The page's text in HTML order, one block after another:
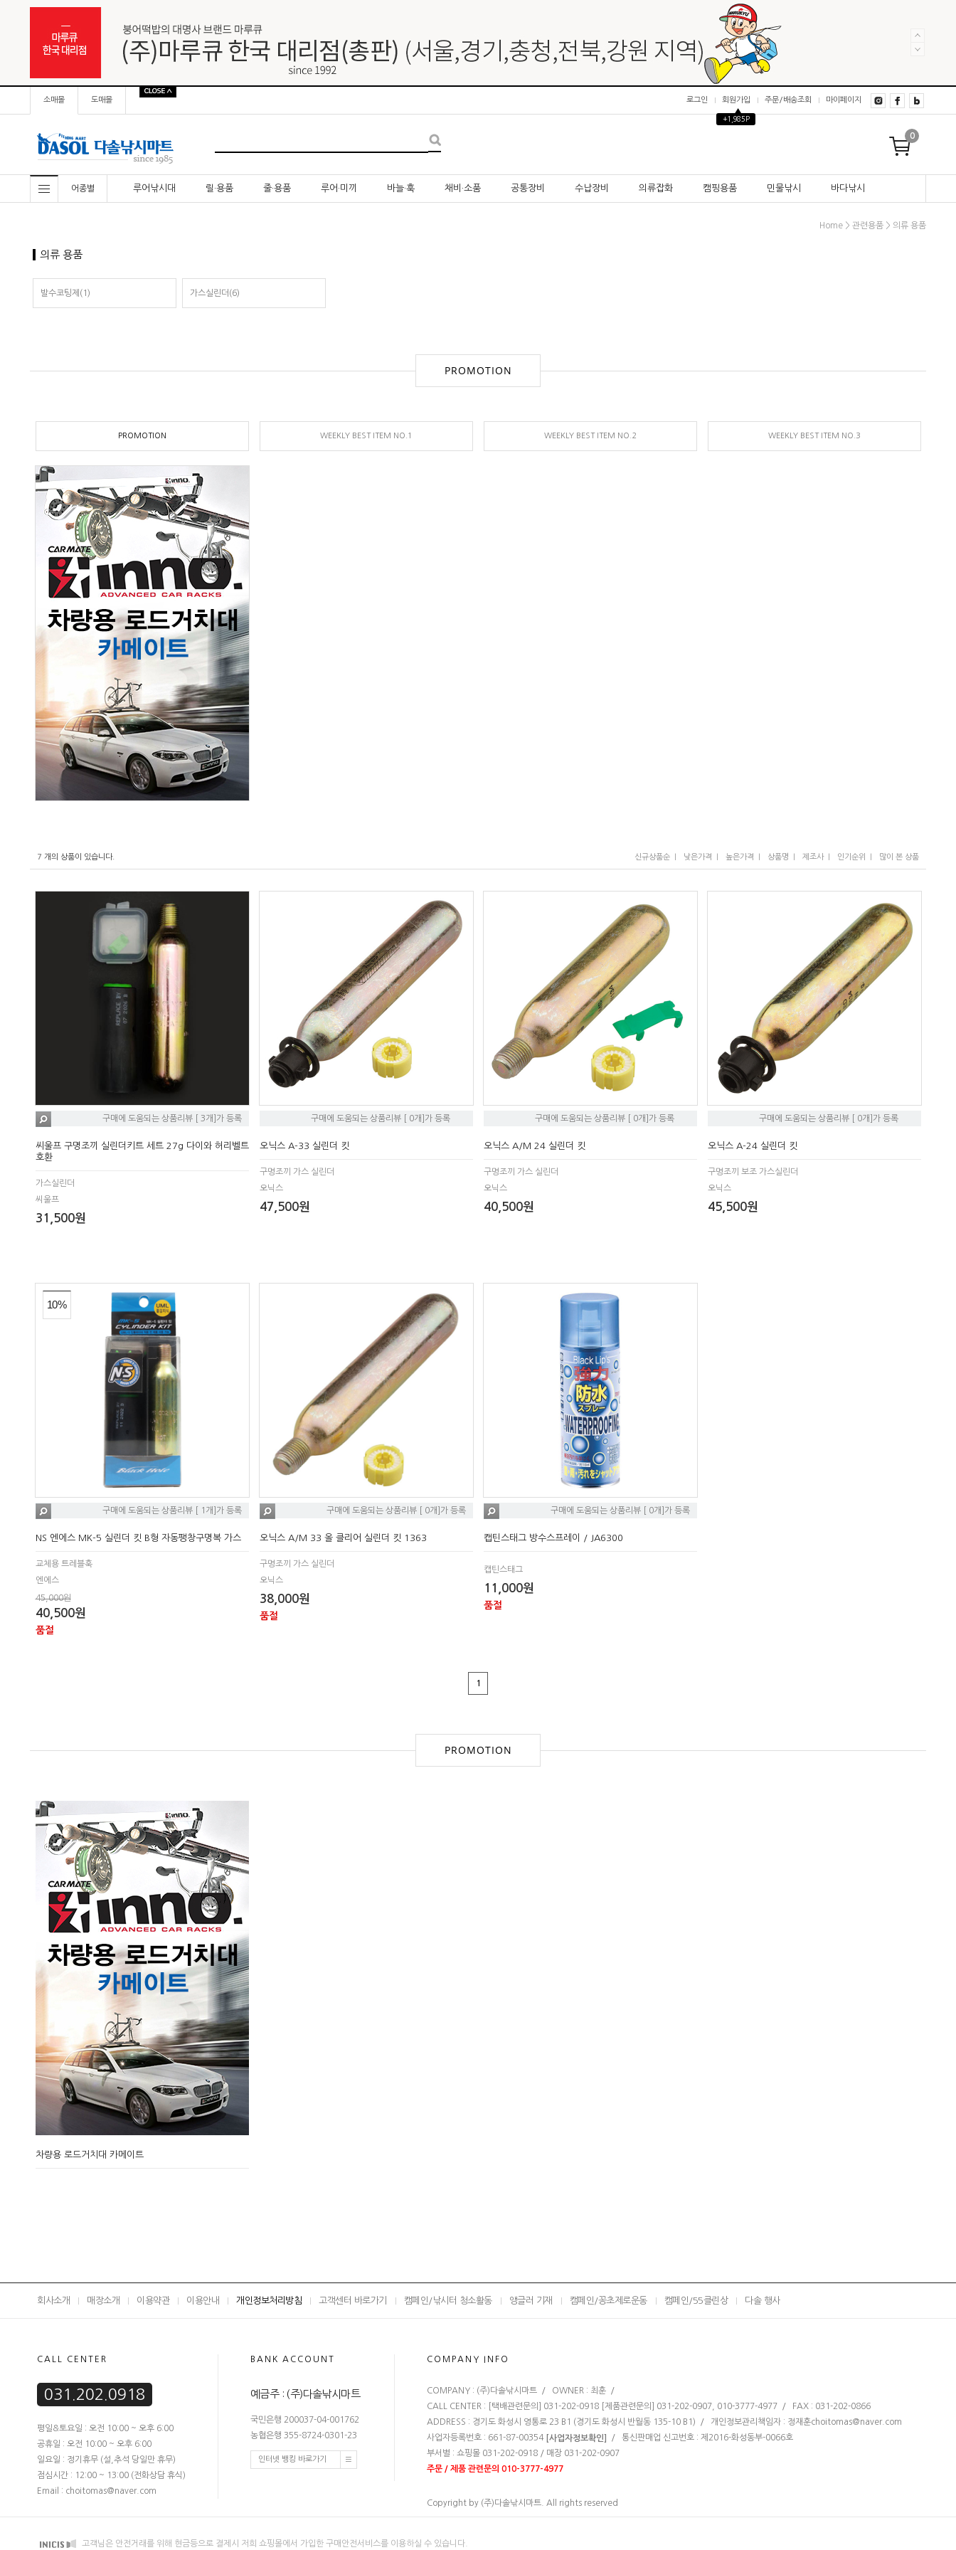
소매몰 도매몰 로그인 회원가입
▲
+1,985P
주문/배송조회 마이페이지
0
어종별 루어낚시대 릴·용품 줄·용품 루어·미끼 바늘·훅 채비·소품 공통장비 수납장비 의류잡화 캠핑용품 민물낚시 바다낚시
Home > 관련용품 > 의류 용품
의류 용품
발수코팅제(1) 가스실린더(6)
PROMOTION
PROMOTION WEEKLY BEST ITEM NO.1 WEEKLY BEST ITEM NO.2 WEEKLY BEST ITEM NO.3
7 개의 상품이 있습니다. 신규상품순 낮은가격 높은가격 상품명 제조사I 인기순위 많이 본 상품
구매에 도움되는 상품리뷰 [ 3개]가 등록
씨울프 구명조끼 실린더키트 세트 27g 다이와 허리벨트
호환
가스실린더
씨울프
31,500원
구매에 도움되는 상품리뷰 [ 0개]가 등록
오닉스 A-33 실린더 킷
구명조끼 가스 실린더
오닉스
47,500원
구매에 도움되는 상품리뷰 [ 0개]가 등록
오닉스 A/M 24 실린더 킷
구명조끼 가스 실린더
오닉스
40,500원
구매에 도움되는 상품리뷰 [ 0개]가 등록
오닉스 A-24 실린더 킷
구명조끼 보조 가스실린더
오닉스
45,500원
10%
구매에 도움되는 상품리뷰 [ 1개]가 등록
NS 엔에스 MK-5 실린더 킷 B형 자동팽창구명복 가스
교체용 트레블훅
엔에스
45,000원
40,500원
품절
구매에 도움되는 상품리뷰 [ 0개]가 등록
오닉스 A/M 33 올 클리어 실린더 킷 1363
구명조끼 가스 실린더
오닉스
38,000원
품절
구매에 도움되는 상품리뷰 [ 0개]가 등록
캡틴스태그 방수스프레이 / JA6300
캡틴스태그
11,000원
품절
1
PROMOTION
차량용 로드거치대 카메이트
회사소개 매장소개 이용약관 이용안내 개인정보처리방침 고객센터 바로가기 캠페인/낚시터 청소활동 앵글러 기재 캠페인/꽁초제로운동 캠페인/55클린상 다솔 행사
CALL CENTER
031.202.0918
평일&토요일 : 오전 10:00 ~ 오후 6:00
공휴일 : 오전 10:00 ~ 오후 6:00
일요일 : 정기휴무 (설,추석 당일만 휴무)
점심시간 : 12:00 ~ 13:00 (전화상담 휴식)
Email : choitomas@naver.com
BANK ACCOUNT
예금주 : (주)다솔낚시마트
국민은행 200037-04-001762
농협은행 355-8724-0301-23
인터넷 뱅킹 바로가기
COMPANY INFO
COMPANY : (주)다솔낚시마트 / OWNER : 최훈 /
CALL CENTER : [택배관련문의] 031-202-0918 [제품관련문의] 031-202-0907, 010-3777-4977 / FAX : 031-202-0866
ADDRESS : 경기도 화성시 영통로 23 B1 (경기도 화성시 반월동 135-10 B1) / 개인정보관리책임자 : 정재훈choitomas@naver.com
사업자등록번호 : 661-87-00354 [사업자정보확인]
/ 통신판매업 신고번호 : 제2016-화성동부-0066호
부서별 : 쇼핑몰 031-202-0918 / 매장 031-202-0907
주문 / 제품 관련문의 010-3777-4977
Copyright by (주)다솔낚시마트. All rights reserved
고객님은 안전거래를 위해 현금등으로 결제시 저희 쇼핑몰에서 가입한 구매안전서비스를 이용하실 수 있습니다.